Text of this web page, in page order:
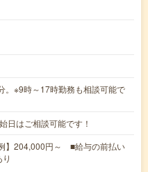
※9時～17時勤務も相談可能で
日はご相談可能です！
】204,000円～ ■給与の前払い